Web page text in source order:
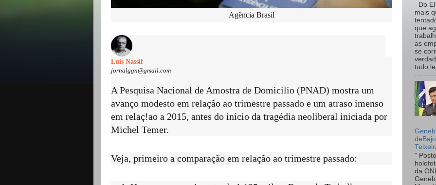
Agência Brasil
Luis Nassif
jornalggn@gmail.com
A Pesquisa Nacional de Amostra de Domicílio (PNAD) mostra um
avanço modesto em relação ao trimestre passado e um atraso imenso
em relaç!ao a 2015, antes do início da tragédia neoliberal iniciada por
Michel Temer.
Veja, primeiro a comparação em relação ao trimestre passado:
Do
mais
que
as
se
tudo
"
da